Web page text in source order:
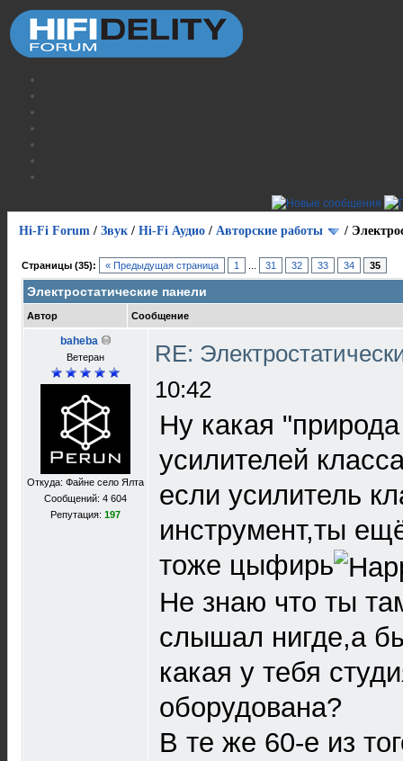
Hi-Fi Forum / Звук / Hi-Fi Аудио / Авторские работы /
Страницы (35): « Предыдущая страница 1 31 32 33 34 35
Электростатические панели
Автор Сообщение
baheba
Ветеран
Откуда: Файне село Ялта
Сообщений: 4 604
Репутация: 197
RE:
10:42
Ну какая
усилителей
если усилитель
инструмент,ты
тоже цыфирь
Не знаю что ты
слышал нигде,а
какая у тебя
оборудована?
В те же 60-е из